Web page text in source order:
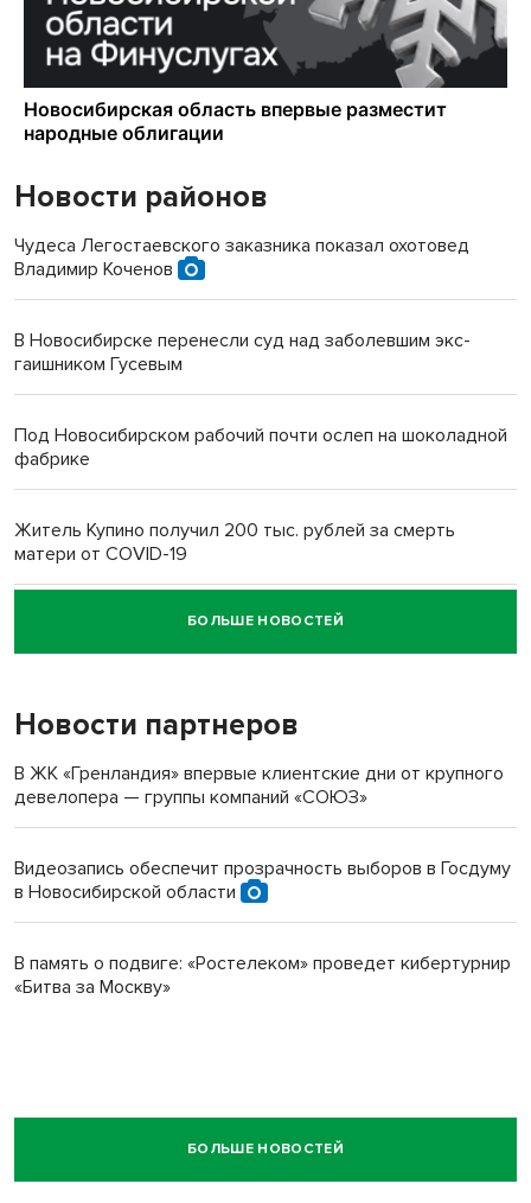
Новости районов
Чудеса Легостаевского заказника показал охотовед
Владимир Коченов
В Новосибирске перенесли суд над заболевшим экс-
гаишником Гусевым
Под Новосибирском рабочий почти ослеп на шоколадной
фабрике
Житель Купино получил 200 тыс. рублей за смерть
матери от COVID-19
Новосибирский суд наказал водителя за смерть
пенсионерки на вокзале
БОЛЬШЕ НОВОСТЕЙ
Новости партнеров
В ЖК «Гренландия» впервые клиентские дни от крупного
девелопера — группы компаний «СОЮЗ»
Видеозапись обеспечит прозрачность выборов в Госдуму
в Новосибирской области
В память о подвиге: «Ростелеком» проведет кибертурнир
«Битва за Москву»
БОЛЬШЕ НОВОСТЕЙ